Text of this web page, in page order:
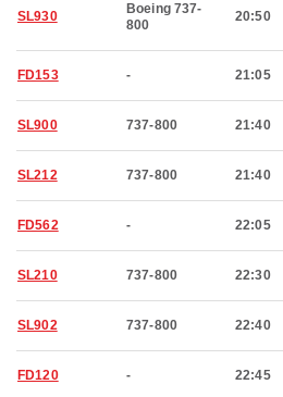
SL930
Boeing 737-
800
20:50
FD153 - 21:05
SL900 737-800 21:40
SL212 737-800 21:40
FD562 - 22:05
SL210 737-800 22:30
SL902 737-800 22:40
FD120 - 22:45